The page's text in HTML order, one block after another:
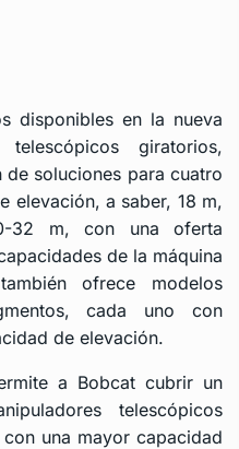
disponibles en la nueva
giratorios,
soluciones para cuatro
elevación, a saber, 18 m,
32 m, con una oferta
de la máquina
ofrece modelos
cada uno con
de elevación.
a Bobcat cubrir un
telescópicos
una mayor capacidad